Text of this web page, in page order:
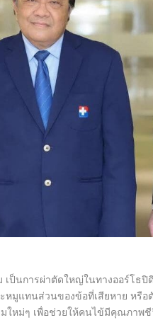
เป็นการผ่าตัดใหญ่ในทางออร์โธปิ
ะหมูแทนส่วนของข้อที่เสียหาย หรื
ใหม่ๆ เพื่อช่วยให้คนไข้มีคุณภาพ